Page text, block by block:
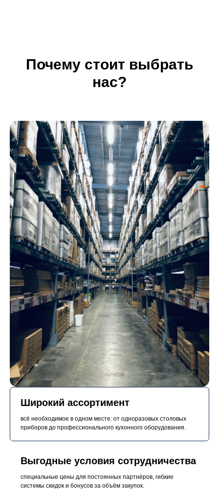
Почему стоит выбрать
нас?
Широкий ассортимент
всё необходимое в одном месте: от одноразовых столовых
приборов до профессионального кухонного оборудования.
Выгодные условия сотрудничества
специальные цены для постоянных партнёров, гибкие
системы скидок и бонусов за объём закупок.